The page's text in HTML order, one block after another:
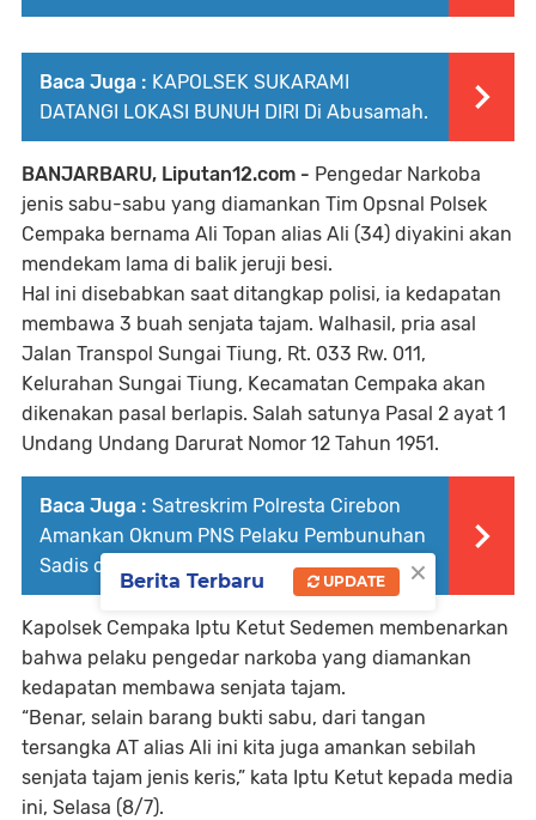
Baca Juga : KAPOLSEK SUKARAMI
DATANGI LOKASI BUNUH DIRI Di Abusamah.
BANJARBARU, Liputan12.com - Pengedar Narkoba
jenis sabu-sabu yang diamankan Tim Opsnal Polsek
Cempaka bernama Ali Topan alias Ali (34) diyakini akan
mendekam lama di balik jeruji besi.
Hal ini disebabkan saat ditangkap polisi, ia kedapatan
membawa 3 buah senjata tajam. Walhasil, pria asal
Jalan Transpol Sungai Tiung, Rt. 033 Rw. 011,
Kelurahan Sungai Tiung, Kecamatan Cempaka akan
dikenakan pasal berlapis. Salah satunya Pasal 2 ayat 1
Undang Undang Darurat Nomor 12 Tahun 1951.
Baca Juga : Satreskrim Polresta Cirebon
Amankan Oknum PNS Pelaku Pembunuhan
Sadis di Gegesik
Kapolsek Cempaka Iptu Ketut Sedemen membenarkan
bahwa pelaku pengedar narkoba yang diamankan
kedapatan membawa senjata tajam.
“Benar, selain barang bukti sabu, dari tangan
tersangka AT alias Ali ini kita juga amankan sebilah
senjata tajam jenis keris,” kata Iptu Ketut kepada media
ini, Selasa (8/7).
×
Berita Terbaru UPDATE